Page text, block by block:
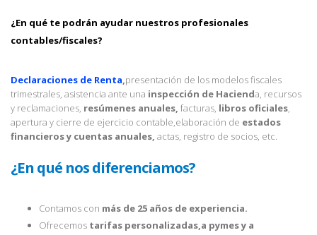
¿En qué te podrán ayudar nuestros profesionales
contables/fiscales?
Declaraciones de Renta,presentación de los modelos fiscales
trimestrales, asistencia ante una inspección de Hacienda, recursos
y reclamaciones, resúmenes anuales, facturas, libros oficiales,
apertura y cierre de ejercicio contable,elaboración de estados
financieros y cuentas anuales, actas, registro de socios, etc.
¿En qué nos diferenciamos?
Contamos con más de 25 años de experiencia.
Ofrecemos tarifas personalizadas,a pymes y a